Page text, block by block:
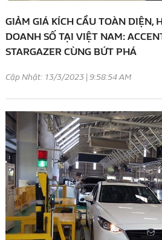
GIẢM GIÁ KÍCH CẦU TOÀN DIỆN,
DOANH SỐ TẠI VIỆT NAM:
STARGAZER CÙNG BỨT PHÁ
Cập Nhật: 13/3/2023 | 9:58:54 AM